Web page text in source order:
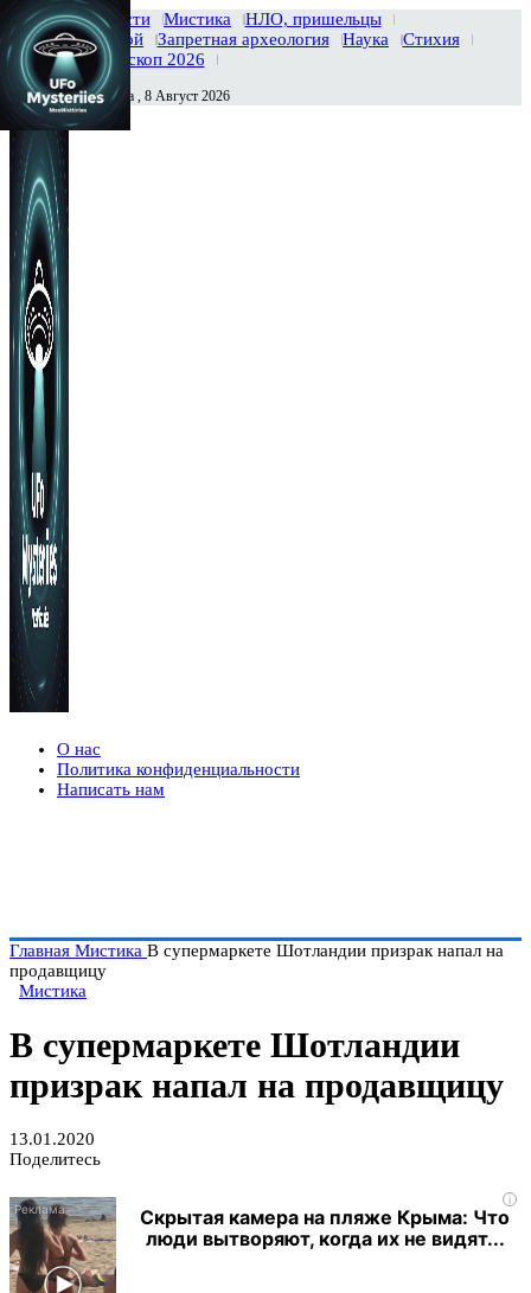
Главная Новости Мистика
НЛО, пришельцы
Тайны вселенной
Запретная археология Наука
Стихия
История
Гороскоп 2026
Сегодня Суббота , 8 Август 2026
О нас
Политика конфиденциальности
Написать нам
Главная Мистика В супермаркете Шотландии призрак напал на
продавщицу
Мистика
В супермаркете Шотландии
призрак напал на продавщицу
13.01.2020
Поделитесь
i
Скрытая камера на пляже Крыма: Что
люди вытворяют, когда их не видят...